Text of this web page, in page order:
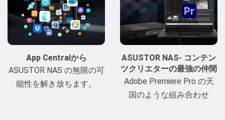
App Centralから
ASUSTOR NAS の無限の可
能性を解き放ちます。
ASUSTOR NAS- コンテン
ツクリエターの最強の仲間
Adobe Premiere Pro の天
国のような組み合わせ